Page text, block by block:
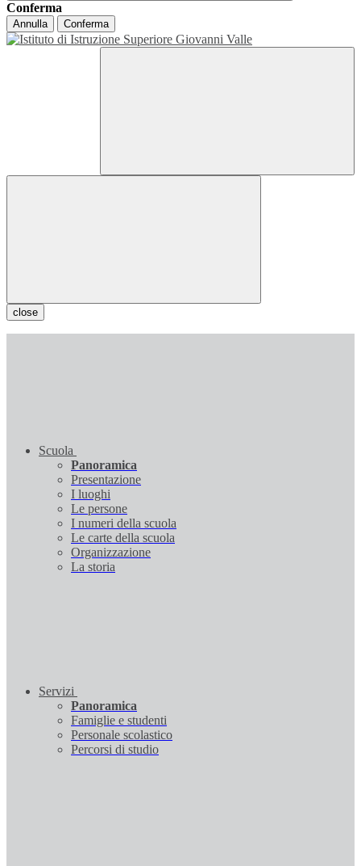
Conferma
Annulla Conferma
close
Scuola
Panoramica
Presentazione
I luoghi
Le persone
I numeri della scuola
Le carte della scuola
Organizzazione
La storia
Servizi
Panoramica
Famiglie e studenti
Personale scolastico
Percorsi di studio